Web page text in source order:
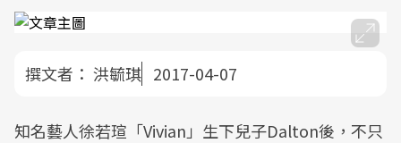
撰文者： 洪毓琪 2017-04-07
知名藝人徐若瑄「Vivian」生下兒子Dalton後，不只